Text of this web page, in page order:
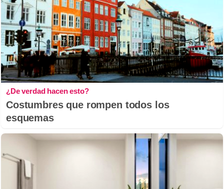
¿De verdad hacen esto?
Costumbres que rompen todos los
esquemas